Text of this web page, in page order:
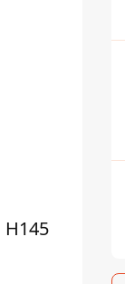
Н145